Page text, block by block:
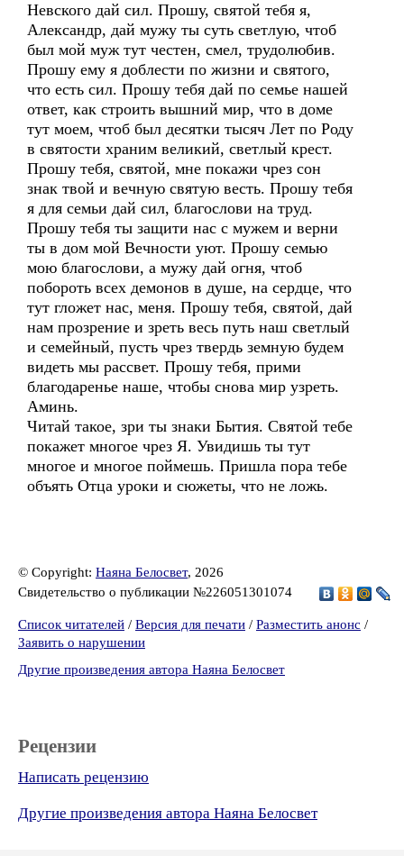
Невского дай сил. Прошу, святой тебя я,
Александр, дай мужу ты суть светлую, чтоб
был мой муж тут честен, смел, трудолюбив.
Прошу ему я доблести по жизни и святого,
что есть сил. Прошу тебя дай по семье нашей
ответ, как строить вышний мир, что в доме
тут моем, чтоб был десятки тысяч Лет по Роду
в святости храним великий, светлый крест.
Прошу тебя, святой, мне покажи чрез сон
знак твой и вечную святую весть. Прошу тебя
я для семьи дай сил, благослови на труд.
Прошу тебя ты защити нас с мужем и верни
ты в дом мой Вечности уют. Прошу семью
мою благослови, а мужу дай огня, чтоб
побороть всех демонов в душе, на сердце, что
тут гложет нас, меня. Прошу тебя, святой, дай
нам прозрение и зреть весь путь наш светлый
и семейный, пусть чрез твердь земную будем
видеть мы рассвет. Прошу тебя, прими
благодаренье наше, чтобы снова мир узреть.
Аминь.
Читай такое, зри ты знаки Бытия. Святой тебе
покажет многое чрез Я. Увидишь ты тут
многое и многое поймешь. Пришла пора тебе
объять Отца уроки и сюжеты, что не ложь.
© Copyright: Наяна Белосвет, 2026
Свидетельство о публикации №226051301074
Список читателей / Версия для печати / Разместить анонс /
Заявить о нарушении
Другие произведения автора Наяна Белосвет
Рецензии
Написать рецензию
Другие произведения автора Наяна Белосвет